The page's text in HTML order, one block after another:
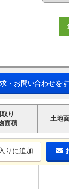
・お問い合わせを
取り
面積
土地
りに追加